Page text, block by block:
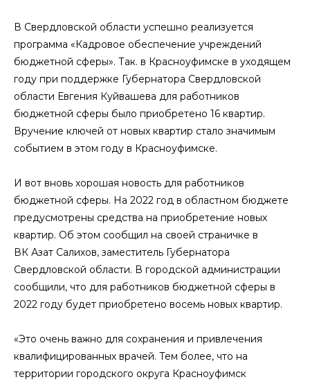
В Свердловской области успешно реализуется
программа «Кадровое обеспечение учреждений
бюджетной сферы». Так. в Красноуфимске в уходящем
году при поддержке Губернатора Свердловской
области Евгения Куйвашева для работников
бюджетной сферы было приобретено 16 квартир.
Вручение ключей от новых квартир стало значимым
событием в этом году в Красноуфимске.
И вот вновь хорошая новость для работников
бюджетной сферы. На 2022 год в областном бюджете
предусмотрены средства на приобретение новых
квартир. Об этом сообщил на своей страничке в
ВК Азат Салихов, заместитель Губернатора
Свердловской области. В городской администрации
сообщили, что для работников бюджетной сферы в
2022 году будет приобретено восемь новых квартир.
«Это очень важно для сохранения и привлечения
квалифицированных врачей. Тем более, что на
территории городского округа Красноуфимск